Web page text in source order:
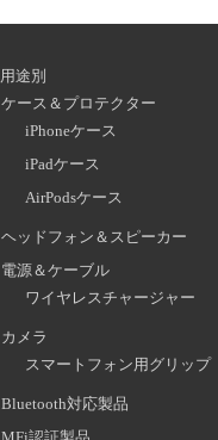
用途別
ケース＆プロテクター
iPhoneケース
iPadケース
AirPodsケース
ヘッドフォン＆スピーカー
電源＆ケーブル
ワイヤレスチャージャー
カメラ
スマートフォン用グリップ
Bluetooth対応製品